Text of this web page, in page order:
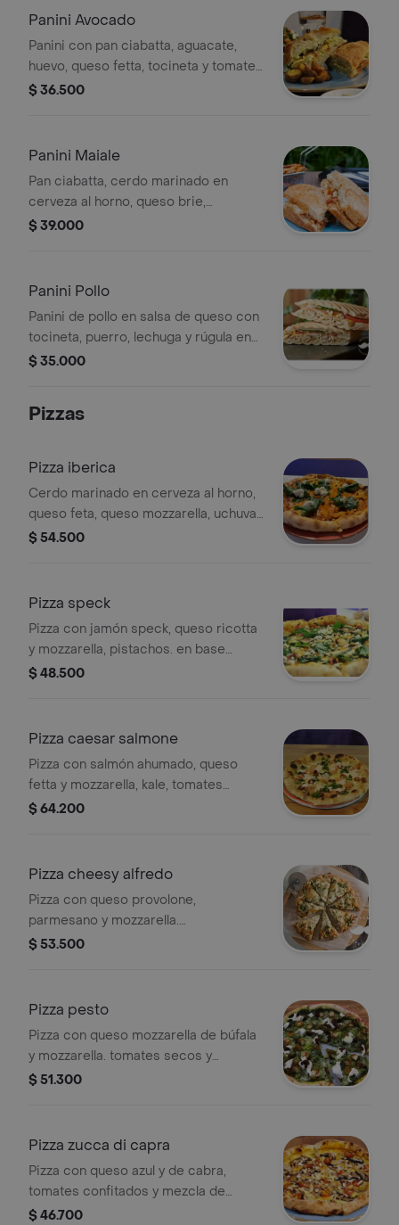
Panini Avocado
Panini con pan ciabatta, aguacate,
huevo, queso fetta, tocineta y tomates
confitados.
$ 36.500
Panini Maiale
Pan ciabatta, cerdo marinado en
cerveza al horno, queso brie,
mermelada de uchuvas y mantequilla
$ 39.000
Panini Pollo
Panini de pollo en salsa de queso con
tocineta, puerro, lechuga y rúgula en
pan ciabatta.
$ 35.000
Pizzas
Pizza iberica
Cerdo marinado en cerveza al horno,
queso feta, queso mozzarella, uchuvas
caramelizadas y rugula con base
$ 54.500
Pizza speck
Pizza con jamón speck, queso ricotta
y mozzarella, pistachos. en base
pomodoro.
$ 48.500
Pizza caesar salmone
Pizza con salmón ahumado, queso
fetta y mozzarella, kale, tomates
confitados y alcaparras. en base
$ 64.200
Pizza cheesy alfredo
Pizza con queso provolone,
parmesano y mozzarella.
champiñones y orégano. en base de
$ 53.500
Pizza pesto
Pizza con queso mozzarella de búfala
y mozzarella. tomates secos y
confitados. en base pesto.
$ 51.300
Pizza zucca di capra
Pizza con queso azul y de cabra,
tomates confitados y mezcla de
hongos y almendras. en base de
$ 46.700